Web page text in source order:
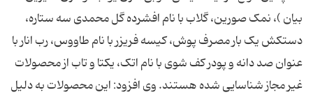
بیان )، نمک صورین، گلاب با نام افشرده گل محمدی سه ستاره،
دستکش یک بار مصرف پوش، کیسه فریزر با نام طاووس، رب انار با
عنوان صد دانه و پودر کف شوی با نام اتک، یکتا و تاب از محصولات
غیر مجاز شناسایی شده هستند. وی افزود: این محصولات به دلیل